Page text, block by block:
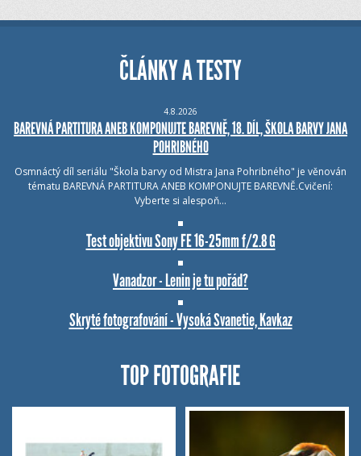
ČLÁNKY A TESTY
4.8.2026
BAREVNÁ PARTITURA ANEB KOMPONUJTE BAREVNĚ, 18. DÍL, ŠKOLA BARVY JANA
POHRIBNÉHO
Osmnáctý díl seriálu "Škola barvy od Mistra Jana Pohribného" je věnován
tématu BAREVNÁ PARTITURA ANEB KOMPONUJTE BAREVNĚ.Cvičení:
Vyberte si alespoň…
Test objektivu Sony FE 16-25mm f/2.8 G
Vanadzor - Lenin je tu pořád?
Skryté fotografování - Vysoká Svanetie, Kavkaz
TOP FOTOGRAFIE